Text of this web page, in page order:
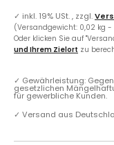
✓ inkl. 19% USt. , zzgl.
(Versandgewicht: 0,02 kg -
Oder klicken Sie auf
und Ihrem Zielort zu
✓ Gewährleistung:
gesetzlichen
für gewerbliche Kunden.
✓ Versand aus